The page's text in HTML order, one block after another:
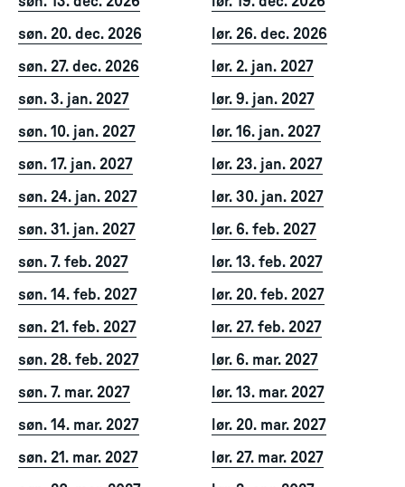
søn. 20. dec. 2026
lør. 26. dec. 2026
søn. 27. dec. 2026
lør. 2. jan. 2027
søn. 3. jan. 2027
lør. 9. jan. 2027
søn. 10. jan. 2027
lør. 16. jan. 2027
søn. 17. jan. 2027
lør. 23. jan. 2027
søn. 24. jan. 2027
lør. 30. jan. 2027
søn. 31. jan. 2027
lør. 6. feb. 2027
søn. 7. feb. 2027
lør. 13. feb. 2027
søn. 14. feb. 2027
lør. 20. feb. 2027
søn. 21. feb. 2027
lør. 27. feb. 2027
søn. 28. feb. 2027
lør. 6. mar. 2027
søn. 7. mar. 2027
lør. 13. mar. 2027
søn. 14. mar. 2027
lør. 20. mar. 2027
søn. 21. mar. 2027
lør. 27. mar. 2027